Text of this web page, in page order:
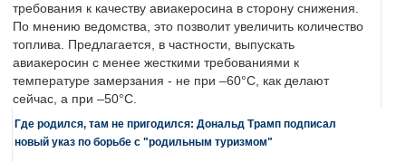
требования к качеству авиакеросина в сторону снижения.
По мнению ведомства, это позволит увеличить количество
топлива. Предлагается, в частности, выпускать
авиакеросин с менее жесткими требованиями к
температуре замерзания - не при –60°C, как делают
сейчас, а при –50°C.
Где родился, там не пригодился: Дональд Трамп подписал
новый указ по борьбе с "родильным туризмом"